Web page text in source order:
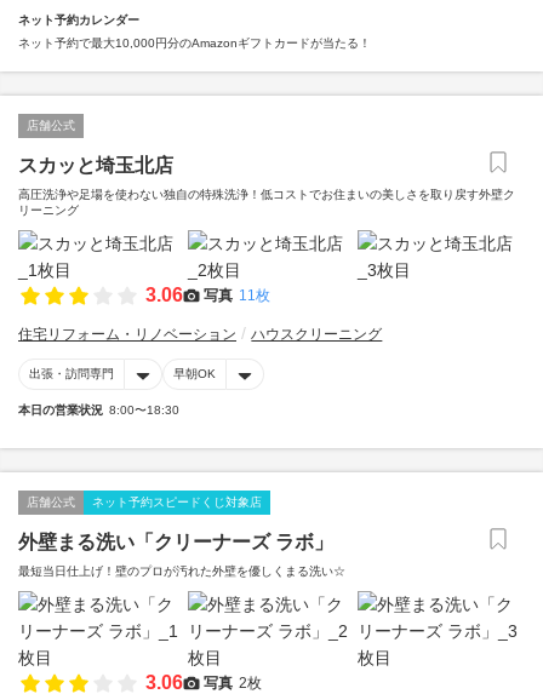
ネット予約カレンダー
ネット予約で最大10,000円分のAmazonギフトカードが当たる！
店舗公式
スカッと埼玉北店
高圧洗浄や足場を使わない独自の特殊洗浄！低コストでお住まいの美しさを取り戻す外壁ク
リーニング
3.06 写真 11枚
住宅リフォーム・リノベーション ハウスクリーニング
出張・訪問専門 早朝OK
本日の営業状況 8:00〜18:30
店舗公式 ネット予約スピードくじ対象店
外壁まる洗い「クリーナーズ ラボ」
最短当日仕上げ！壁のプロが汚れた外壁を優しくまる洗い☆
3.06 写真 2枚